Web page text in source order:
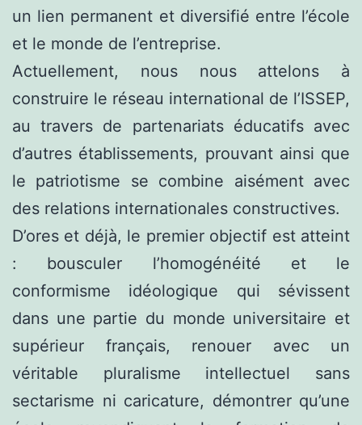
un lien permanent et diversifié entre l’école
et le monde de l’entreprise.
Actuellement, nous nous attelons à
construire le réseau international de l’ISSEP,
au travers de partenariats éducatifs avec
d’autres établissements, prouvant ainsi que
le patriotisme se combine aisément avec
des relations internationales constructives.
D’ores et déjà, le premier objectif est atteint
: bousculer l’homogénéité et le
conformisme idéologique qui sévissent
dans une partie du monde universitaire et
supérieur français, renouer avec un
véritable pluralisme intellectuel sans
sectarisme ni caricature, démontrer qu’une